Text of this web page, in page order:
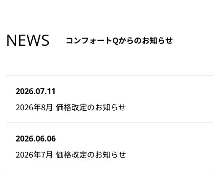
NEWS コンフォートQからのお知らせ
2026.07.11
2026年8月 価格改定のお知らせ
2026.06.06
2026年7月 価格改定のお知らせ